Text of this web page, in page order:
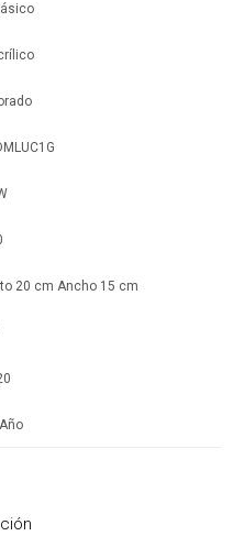
20 cm Ancho 15 cm